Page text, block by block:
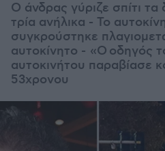
Ο άνδρας γύριζε σπίτι τα
τρία ανήλικα - Το
συγκρούστηκε
αυτοκίνητο - «Ο οδηγός
αυτοκινήτου παραβίασε
53χρονου